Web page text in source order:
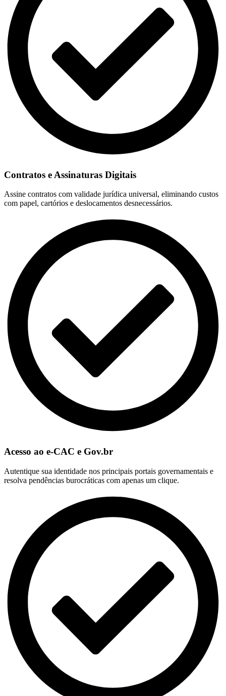
Contratos e Assinaturas Digitais
Assine contratos com validade jurídica universal, eliminando custos
com papel, cartórios e deslocamentos desnecessários.
Acesso ao e-CAC e Gov.br
Autentique sua identidade nos principais portais governamentais e
resolva pendências burocráticas com apenas um clique.